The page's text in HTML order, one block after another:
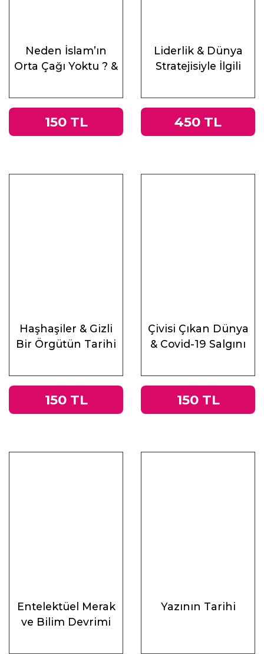
Neden İslam’ın
Orta Çağı Yoktu ? &
ve Doğu
150 TL
Liderlik & Dünya
Stratejisiyle İlgili
450 TL
Haşhaşiler & Gizli
Bir Örgütün Tarihi
150 TL
Çivisi Çıkan Dünya
& Covid-19 Salgını
Muhasebeler
150 TL
Entelektüel Merak
ve Bilim Devrimi
Yazının Tarihi